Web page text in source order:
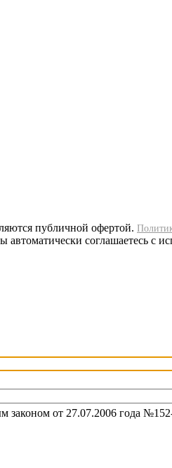
публичной офертой.
соглашаетесь с
законом от 27.07.2006 года